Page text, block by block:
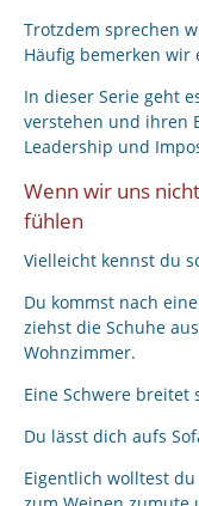
Trotzdem sprechen
Häufig bemerken wir
In dieser Serie geht
verstehen und ihren
Leadership und
Wenn wir uns
fühlen
Vielleicht kennst du
Du kommst nach
ziehst die Schuhe
Wohnzimmer.
Eine Schwere breitet
Du lässt dich aufs
Eigentlich wolltest